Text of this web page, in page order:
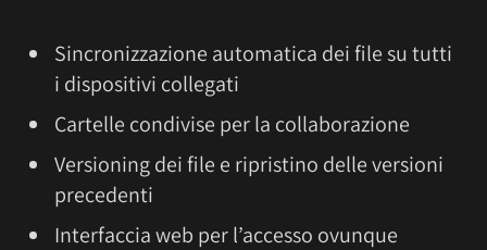
Sincronizzazione automatica dei file su tutti
i dispositivi collegati
Cartelle condivise per la collaborazione
Versioning dei file e ripristino delle versioni
precedenti
Interfaccia web per l’accesso ovunque